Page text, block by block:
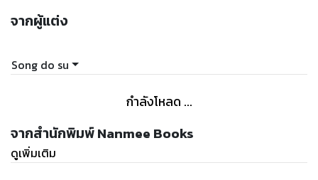
จากผู้แต่ง
Song do su
กำลังโหลด ...
จากสำนักพิมพ์ Nanmee Books
ดูเพิ่มเติม